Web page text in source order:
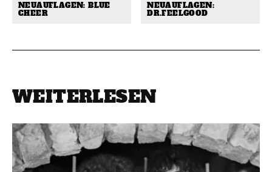
NEUAUFLAGEN: BLUE
CHEER
NEUAUFLAGEN:
DR.FEELGOOD
WEITERLESEN